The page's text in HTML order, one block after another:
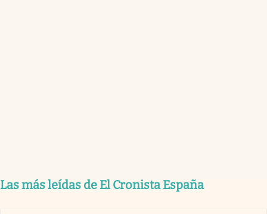
Las más leídas de El Cronista España